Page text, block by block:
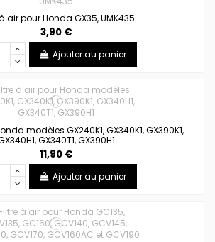
air pour Honda GX35, UMK435
3,90 €
Ajouter au panier
modèles GX240K1, GX340K1, GX390K1,
GX340T1, GX390H1
11,90 €
Ajouter au panier